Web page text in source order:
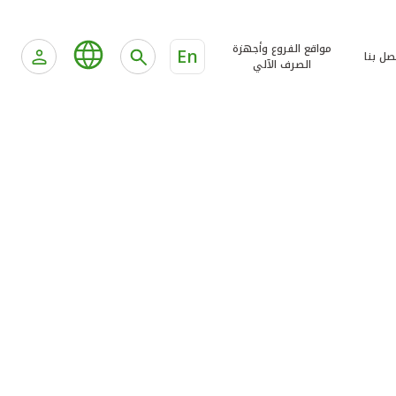
بنا
مواقع الفروع وأجهزة
الصرف الآلي
En